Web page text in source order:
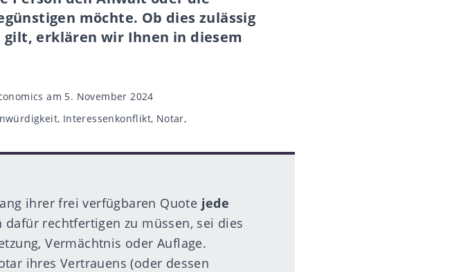
möchte. Ob dies zulässig
erklären wir Ihnen in diesem
am 5. November 2024
, Interessenkonflikt, Notar,
ihrer frei verfügbaren Quote jede
dafür rechtfertigen zu müssen, sei dies
Vermächtnis oder Auflage.
ihres Vertrauens (oder dessen